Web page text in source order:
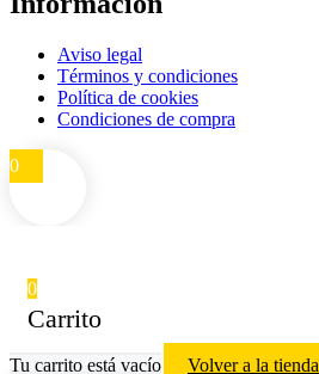
Aviso legal
Términos y condiciones
Política de cookies
Condiciones de compra
0
0
Carrito
Tu carrito está vacío Volver a la tienda